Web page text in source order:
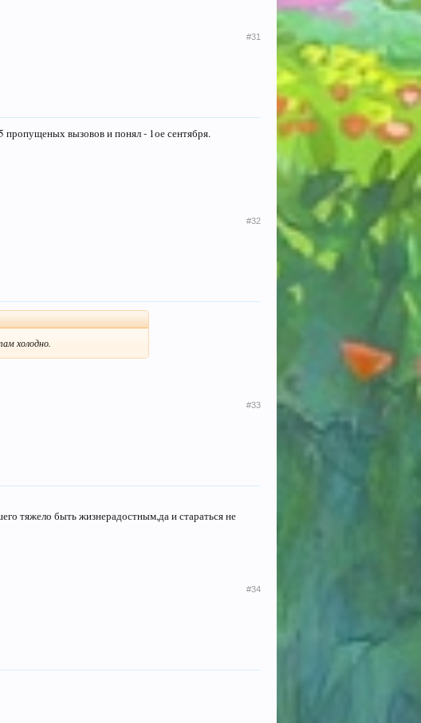
#31
пропущеных вызовов и понял - 1ое сентября.
#32
холодно.
#33
тяжело быть жизнерадостным,да и стараться не
#34